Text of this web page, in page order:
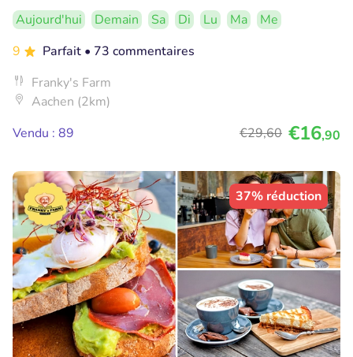
Aujourd'hui Demain Sa Di Lu Ma
Me
9
Parfait • 73 commentaires
Franky's Farm
Aachen (2km)
Vendu : 89
€29,60 €16,90
37% réduction